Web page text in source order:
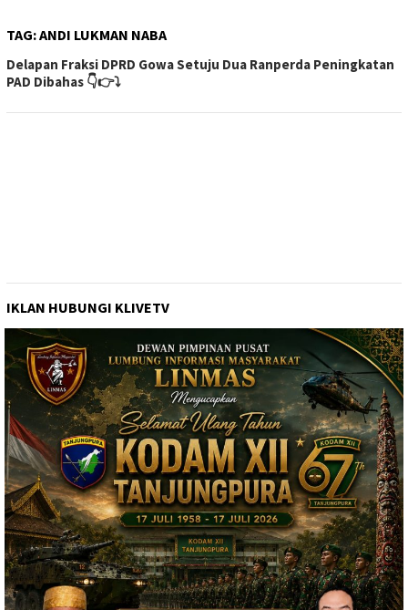
TAG:ANDI LUKMAN NABA
Delapan Fraksi DPRD Gowa Setuju Dua Ranperda Peningkatan
PAD Dibahas 👇👉⤵️
IKLAN HUBUNGI KLIVETV